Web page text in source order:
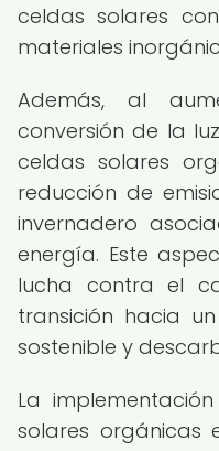
celdas solares
materiales
Además, al
conversión de la
celdas solares
reducción de
invernadero
energía. Este
lucha contra el
transición hacia
sostenible y
La
solares orgánicas